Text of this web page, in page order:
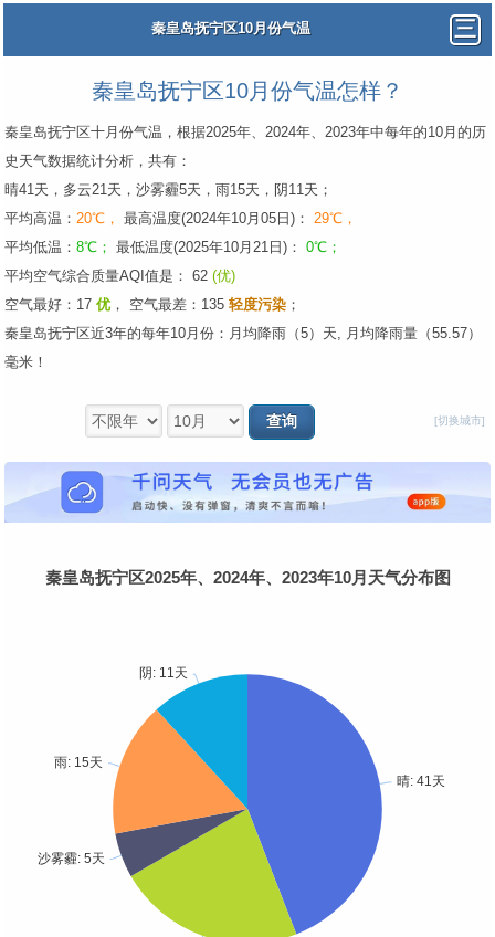
秦皇岛抚宁区10月份气温
秦皇岛抚宁区10月份气温怎样？
秦皇岛抚宁区十月份气温，根据2025年、2024年、2023年中每年的10月的历
史天气数据统计分析，共有：
晴41天，多云21天，沙雾霾5天，雨15天，阴11天；
平均高温： 20℃， 最高温度(2024年10月05日)： 29℃，
平均低温： 8℃； 最低温度(2025年10月21日)： 0℃；
平均空气综合质量AQI值是： 62 (优)
空气最好：17 优 ， 空气最差：135 轻度污染 ；
秦皇岛抚宁区近3年的每年10月份：月均降雨（5）天, 月均降雨量（55.57）
毫米！
[切换城市]
秦皇岛抚宁区2025年、2024年、2023年10月天气分布图